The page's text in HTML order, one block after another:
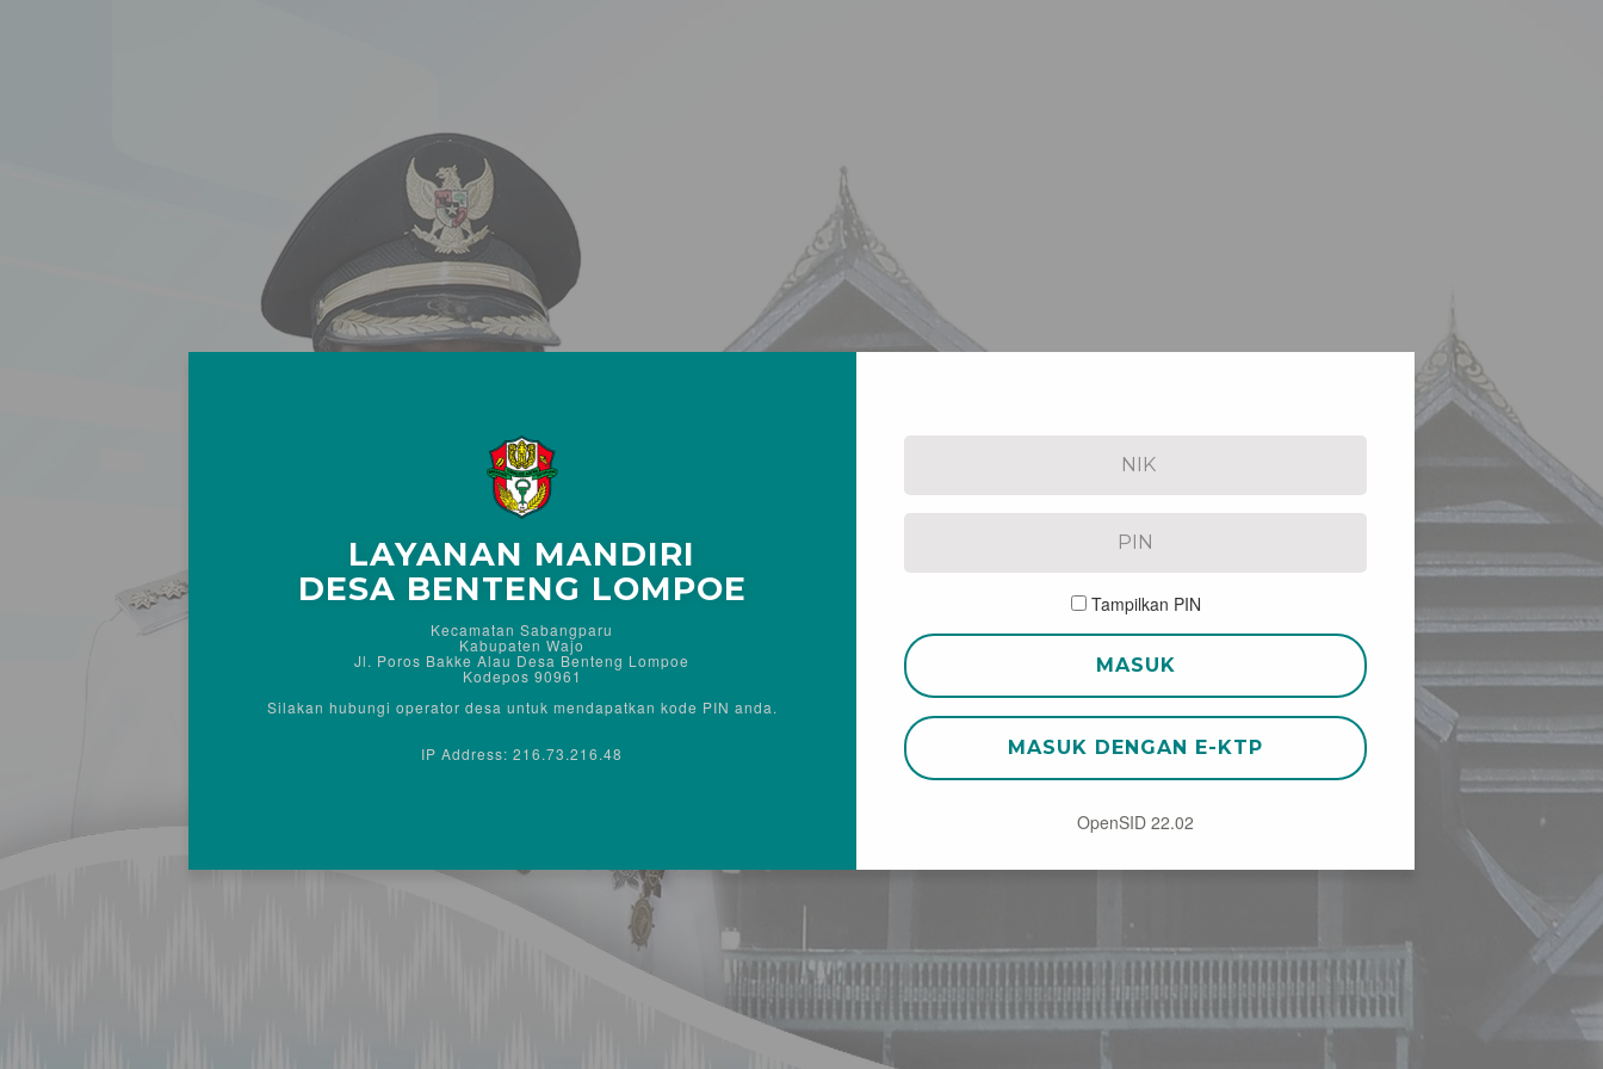
LAYANAN MANDIRI
DESA BENTENG LOMPOE
Kecamatan Sabangparu
Kabupaten Wajo
Jl. Poros Bakke Alau Desa Benteng Lompoe
Kodepos 90961
Silakan hubungi operator desa untuk mendapatkan kode PIN anda.
IP Address: 216.73.216.48
Tampilkan PIN
MASUK
MASUK DENGAN E-KTP
OpenSID 22.02